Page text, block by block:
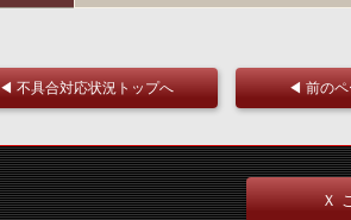
◀ 不具合対応状況トップへ ◀ 前の
Ｘ